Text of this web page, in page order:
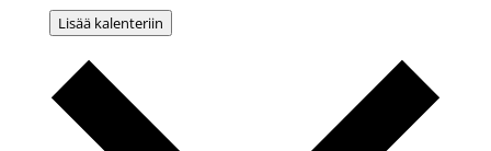
Lisää kalenteriin